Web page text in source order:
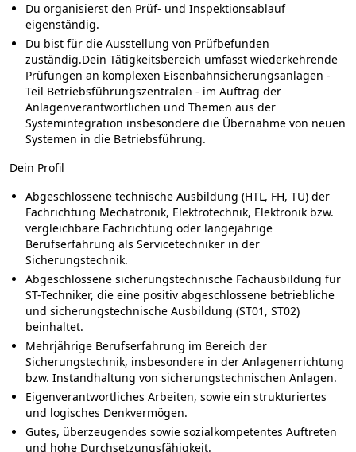
Du organisierst den Prüf- und Inspektionsablauf
eigenständig.
Du bist für die Ausstellung von Prüfbefunden
zuständig.Dein Tätigkeitsbereich umfasst wiederkehrende
Prüfungen an komplexen Eisenbahnsicherungsanlagen -
Teil Betriebsführungszentralen - im Auftrag der
Anlagenverantwortlichen und Themen aus der
Systemintegration insbesondere die Übernahme von neuen
Systemen in die Betriebsführung.
Dein Profil
Abgeschlossene technische Ausbildung (HTL, FH, TU) der
Fachrichtung Mechatronik, Elektrotechnik, Elektronik bzw.
vergleichbare Fachrichtung oder langejährige
Berufserfahrung als Servicetechniker in der
Sicherungstechnik.
Abgeschlossene sicherungstechnische Fachausbildung für
ST-Techniker, die eine positiv abgeschlossene betriebliche
und sicherungstechnische Ausbildung (ST01, ST02)
beinhaltet.
Mehrjährige Berufserfahrung im Bereich der
Sicherungstechnik, insbesondere in der Anlagenerrichtung
bzw. Instandhaltung von sicherungstechnischen Anlagen.
Eigenverantwortliches Arbeiten, sowie ein strukturiertes
und logisches Denkvermögen.
Gutes, überzeugendes sowie sozialkompetentes Auftreten
und hohe Durchsetzungsfähigkeit.